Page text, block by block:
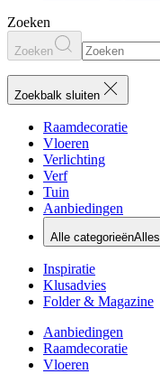
Zoeken
Zoeken
Zoekbalk sluiten
Raamdecoratie
Vloeren
Verlichting
Verf
Tuin
Aanbiedingen
Alle categorieënAlles
Inspiratie
Klusadvies
Folder & Magazine
Aanbiedingen
Raamdecoratie
Vloeren